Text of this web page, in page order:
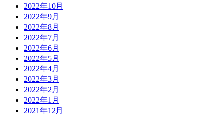
2022年10月
2022年9月
2022年8月
2022年7月
2022年6月
2022年5月
2022年4月
2022年3月
2022年2月
2022年1月
2021年12月